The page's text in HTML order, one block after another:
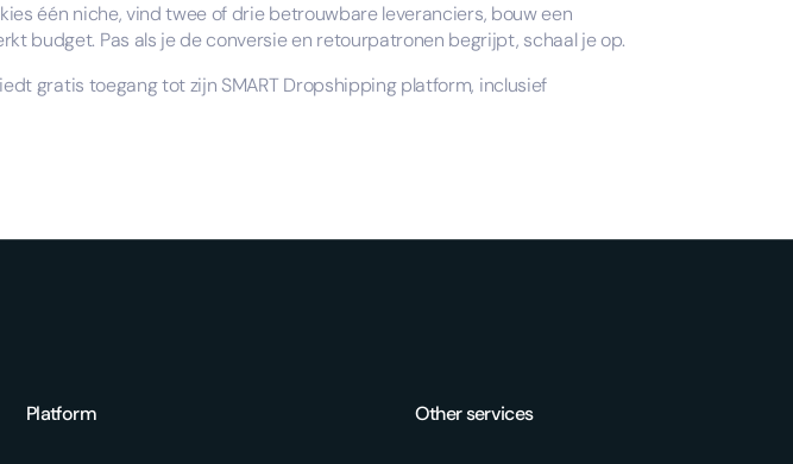
één niche, vind twee of drie betrouwbare leveranciers, bouw een
budget. Pas als je de conversie en retourpatronen begrijpt, schaal je op.
gratis toegang tot zijn SMART Dropshipping platform, inclusief
Platform Other services